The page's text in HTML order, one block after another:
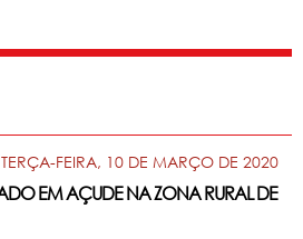
TERÇA-FEIRA, 10 DE MARÇO DE 2020
EM AÇUDE NA ZONA RURAL DE